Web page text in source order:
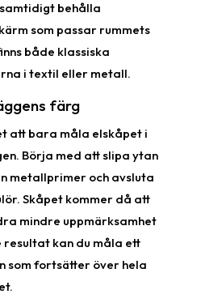
behålla
som passar rummets
både klassiska
i textil eller metall.
färg
att bara måla elskåpet i
Börja med att slipa ytan
metallprimer och avsluta
Skåpet kommer då att
mindre uppmärksamhet
resultat kan du måla ett
som fortsätter över hela